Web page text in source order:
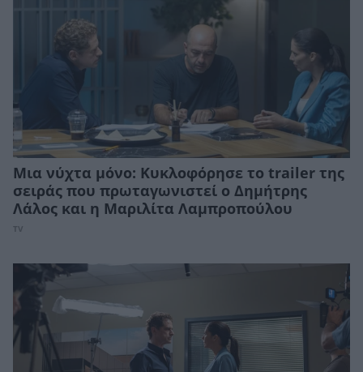
Μια νύχτα μόνο: Κυκλοφόρησε το trailer της
σειράς που πρωταγωνιστεί ο Δημήτρης
Λάλος και η Μαριλίτα Λαμπροπούλου
TV